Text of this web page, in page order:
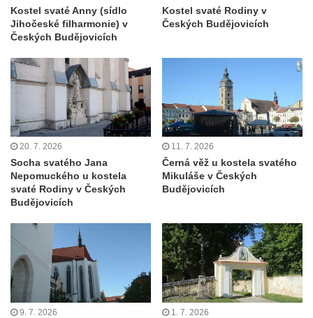
Kříž před kostelem svatých Petra a Pavla v
Růžové
Centrální kříž na starém hřbitově ve
Vilémově
Centrální kříž na novém hřbitově ve
Vilémově
Kříž u kostela Nanebevzetí Panny Marie na
křížové cestě ve Vilémově
Kříž u cesty mezi Růžovou a Kamenickou
Strání
Kříž u severní zdi kostela Nalezení svatého
Kříže ve Frýdlantu
Kříž na Křížové cestě na Křížovém vrchu ve
Frýdlantu
Centrální kříž hřbitova ve Sloupu v Čechách
Kostel svaté Anny (sídlo
Jihočeské filharmonie) v
Českých Budějovicích
Kostel svaté Rodiny v
Českých Budějovicích
20. 7. 2026
Socha svatého Jana
Nepomuckého u kostela
svaté Rodiny v Českých
Budějovicích
11. 7. 2026
Černá věž u kostela svatého
Mikuláše v Českých
Budějovicích
9. 7. 2026 1. 7. 2026